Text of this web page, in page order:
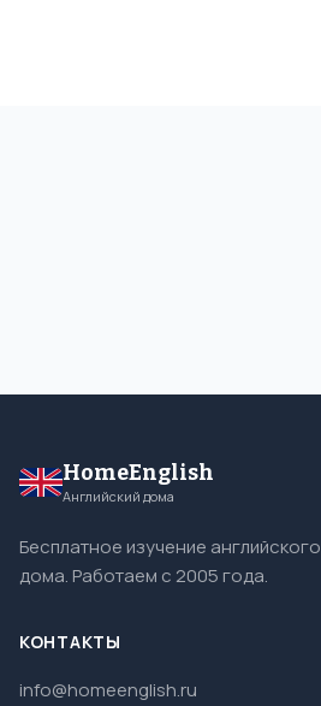
HomeEnglish
Английский дома
Бесплатное изучение
дома. Работаем с 2005 года.
КОНТАКТЫ
info@homeenglish.ru